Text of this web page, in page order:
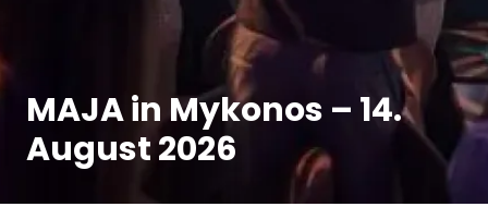
MAJA in Mykonos – 14.
August 2026